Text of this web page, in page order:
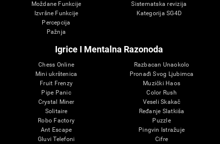
Moždane Funkcije
Izvršne Funkcije
Percepcija
Pažnja
Sistematska revizija
Kategorija SG4D
Igrice I Mentalna Razonoda
Chess Online
Mini ukrštenica
Fruit Frenzy
Pipe Panic
Crystal Miner
Solitaire
Robo Factory
Ant Escape
Gluvi Telefoni
Razbacan Unaokolo
Pronađi Svog Ljubimca
Muzički Haos
Color Rush
Veseli Skakač
Ređanje Slatkiša
Puzzle
Pingvin Istražuje
Cifre